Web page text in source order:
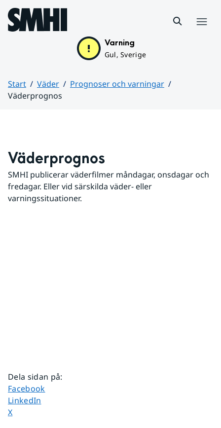
Hoppa till sidans innehåll
Varning
Gul, Sverige
Start Väder
Prognoser och varningar
Väderprognos
Väderprognos
SMHI publicerar väderfilmer måndagar, onsdagar och
fredagar. Eller vid särskilda väder- eller
varningssituationer.
Dela sidan på:
Dela sidan på
Facebook
Dela sidan på
LinkedIn
Dela sidan på
X